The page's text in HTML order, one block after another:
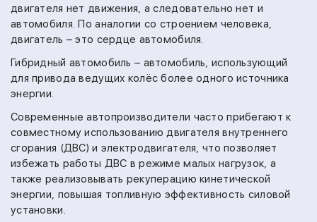
двигателя нет движения, а следовательно нет и
автомобиля. По аналогии со строением человека,
двигатель – это сердце автомобиля.
Гибридный автомобиль – автомобиль, использующий
для привода ведущих колёс более одного источника
энергии.
Современные автопроизводители часто прибегают к
совместному использованию двигателя внутреннего
сгорания (ДВС) и электродвигателя, что позволяет
избежать работы ДВС в режиме малых нагрузок, а
также реализовывать рекуперацию кинетической
энергии, повышая топливную эффективность силовой
установки.